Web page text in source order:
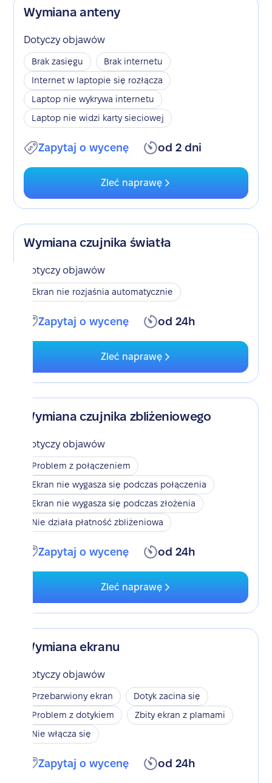
Wymiana anteny
Dotyczy objawów
Brak zasięgu
Brak internetu
Internet w laptopie się rozłącza
Laptop nie wykrywa internetu
Laptop nie widzi karty sieciowej
Zapytaj o wycenę od 2 dni
Zleć naprawę
Wymiana czujnika światła
Dotyczy objawów
Ekran nie rozjaśnia automatycznie
Zapytaj o wycenę od 24h
Zleć naprawę
Wymiana czujnika zbliżeniowego
Dotyczy objawów
Problem z połączeniem
Ekran nie wygasza się podczas połączenia
Ekran nie wygasza się podczas złożenia
Nie działa płatność zbliżeniowa
Zapytaj o wycenę od 24h
Zleć naprawę
Wymiana ekranu
Dotyczy objawów
Przebarwiony ekran
Dotyk zacina się
Problem z dotykiem
Zbity ekran z plamami
Nie włącza się
Zapytaj o wycenę od 24h